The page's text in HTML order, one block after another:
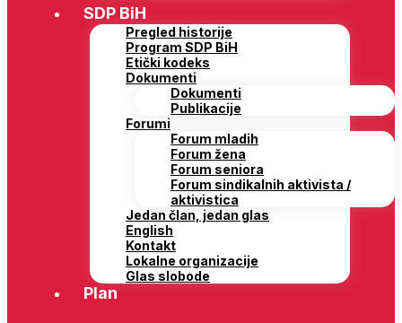
SDP BiH
Pregled historije
Program SDP BiH
Etički kodeks
Dokumenti
Dokumenti
Publikacije
Forumi
Forum mladih
Forum žena
Forum seniora
Forum sindikalnih aktivista /
aktivistica
Jedan član, jedan glas
English
Kontakt
Lokalne organizacije
Glas slobode
Plan